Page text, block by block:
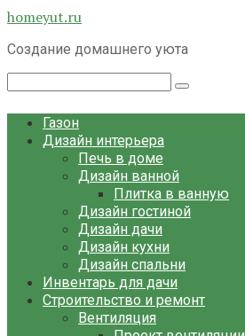
Перейти
контенту
homeyut.ru
Создание домашнего уюта
Газон
Дизайн интерьера
Печь в доме
Дизайн ванной
Плитка в ванную
Дизайн гостиной
Дизайн дачи
Дизайн кухни
Дизайн спальни
Инвентарь для дачи
Строительство и ремонт
Вентиляция